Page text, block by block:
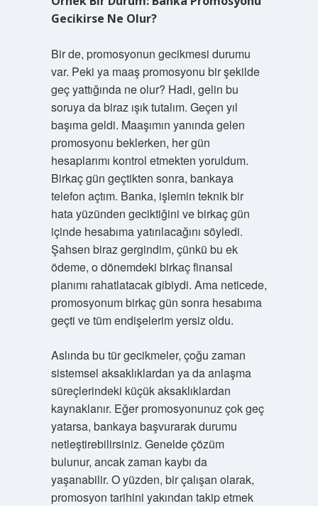
Gecikirse Ne Olur?
Bir de, promosyonun gecikmesi durumu
var. Peki ya maaş promosyonu bir şekilde
geç yattığında ne olur? Hadi, gelin bu
soruya da biraz ışık tutalım. Geçen yıl
başıma geldi. Maaşımın yanında gelen
promosyonu beklerken, her gün
hesaplarımı kontrol etmekten yoruldum.
Birkaç gün geçtikten sonra, bankaya
telefon açtım. Banka, işlemin teknik bir
hata yüzünden geciktiğini ve birkaç gün
içinde hesabıma yatırılacağını söyledi.
Şahsen biraz gergindim, çünkü bu ek
ödeme, o dönemdeki birkaç finansal
planımı rahatlatacak gibiydi. Ama neticede,
promosyonum birkaç gün sonra hesabıma
geçti ve tüm endişelerim yersiz oldu.
Aslında bu tür gecikmeler, çoğu zaman
sistemsel aksaklıklardan ya da anlaşma
süreçlerindeki küçük aksaklıklardan
kaynaklanır. Eğer promosyonunuz çok geç
yatarsa, bankaya başvurarak durumu
netleştirebilirsiniz. Genelde çözüm
bulunur, ancak zaman kaybı da
yaşanabilir. O yüzden, bir çalışan olarak,
promosyon tarihini yakından takip etmek